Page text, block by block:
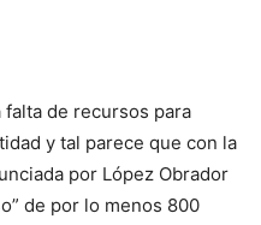
falta de recursos para
y tal parece que con la
por López Obrador
de por lo menos 800